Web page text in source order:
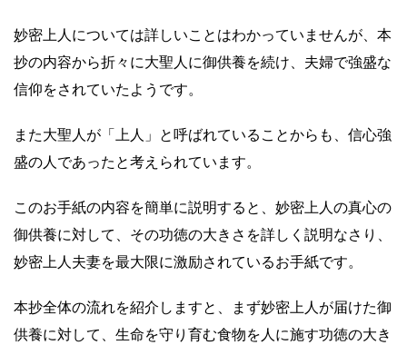
妙密上人については詳しいことはわかっていませんが、 本
抄の内容から折々に大聖人に御供養を続け、夫婦で強盛な
信仰をされていたようです。
また大聖人が「上人」と呼ばれていることからも、信心強
盛の人であったと考えられています。
このお手紙の内容を簡単に説明すると、妙密上人の真心の
御供養に対して、その功徳の大きさを詳しく説明なさり、
妙密上人夫妻を最大限に激励されているお手紙です。
本抄全体の流れを紹介しますと、まず妙密上人が届けた御
供養に対して、生命を守り育む食物を人に施す功徳の大き